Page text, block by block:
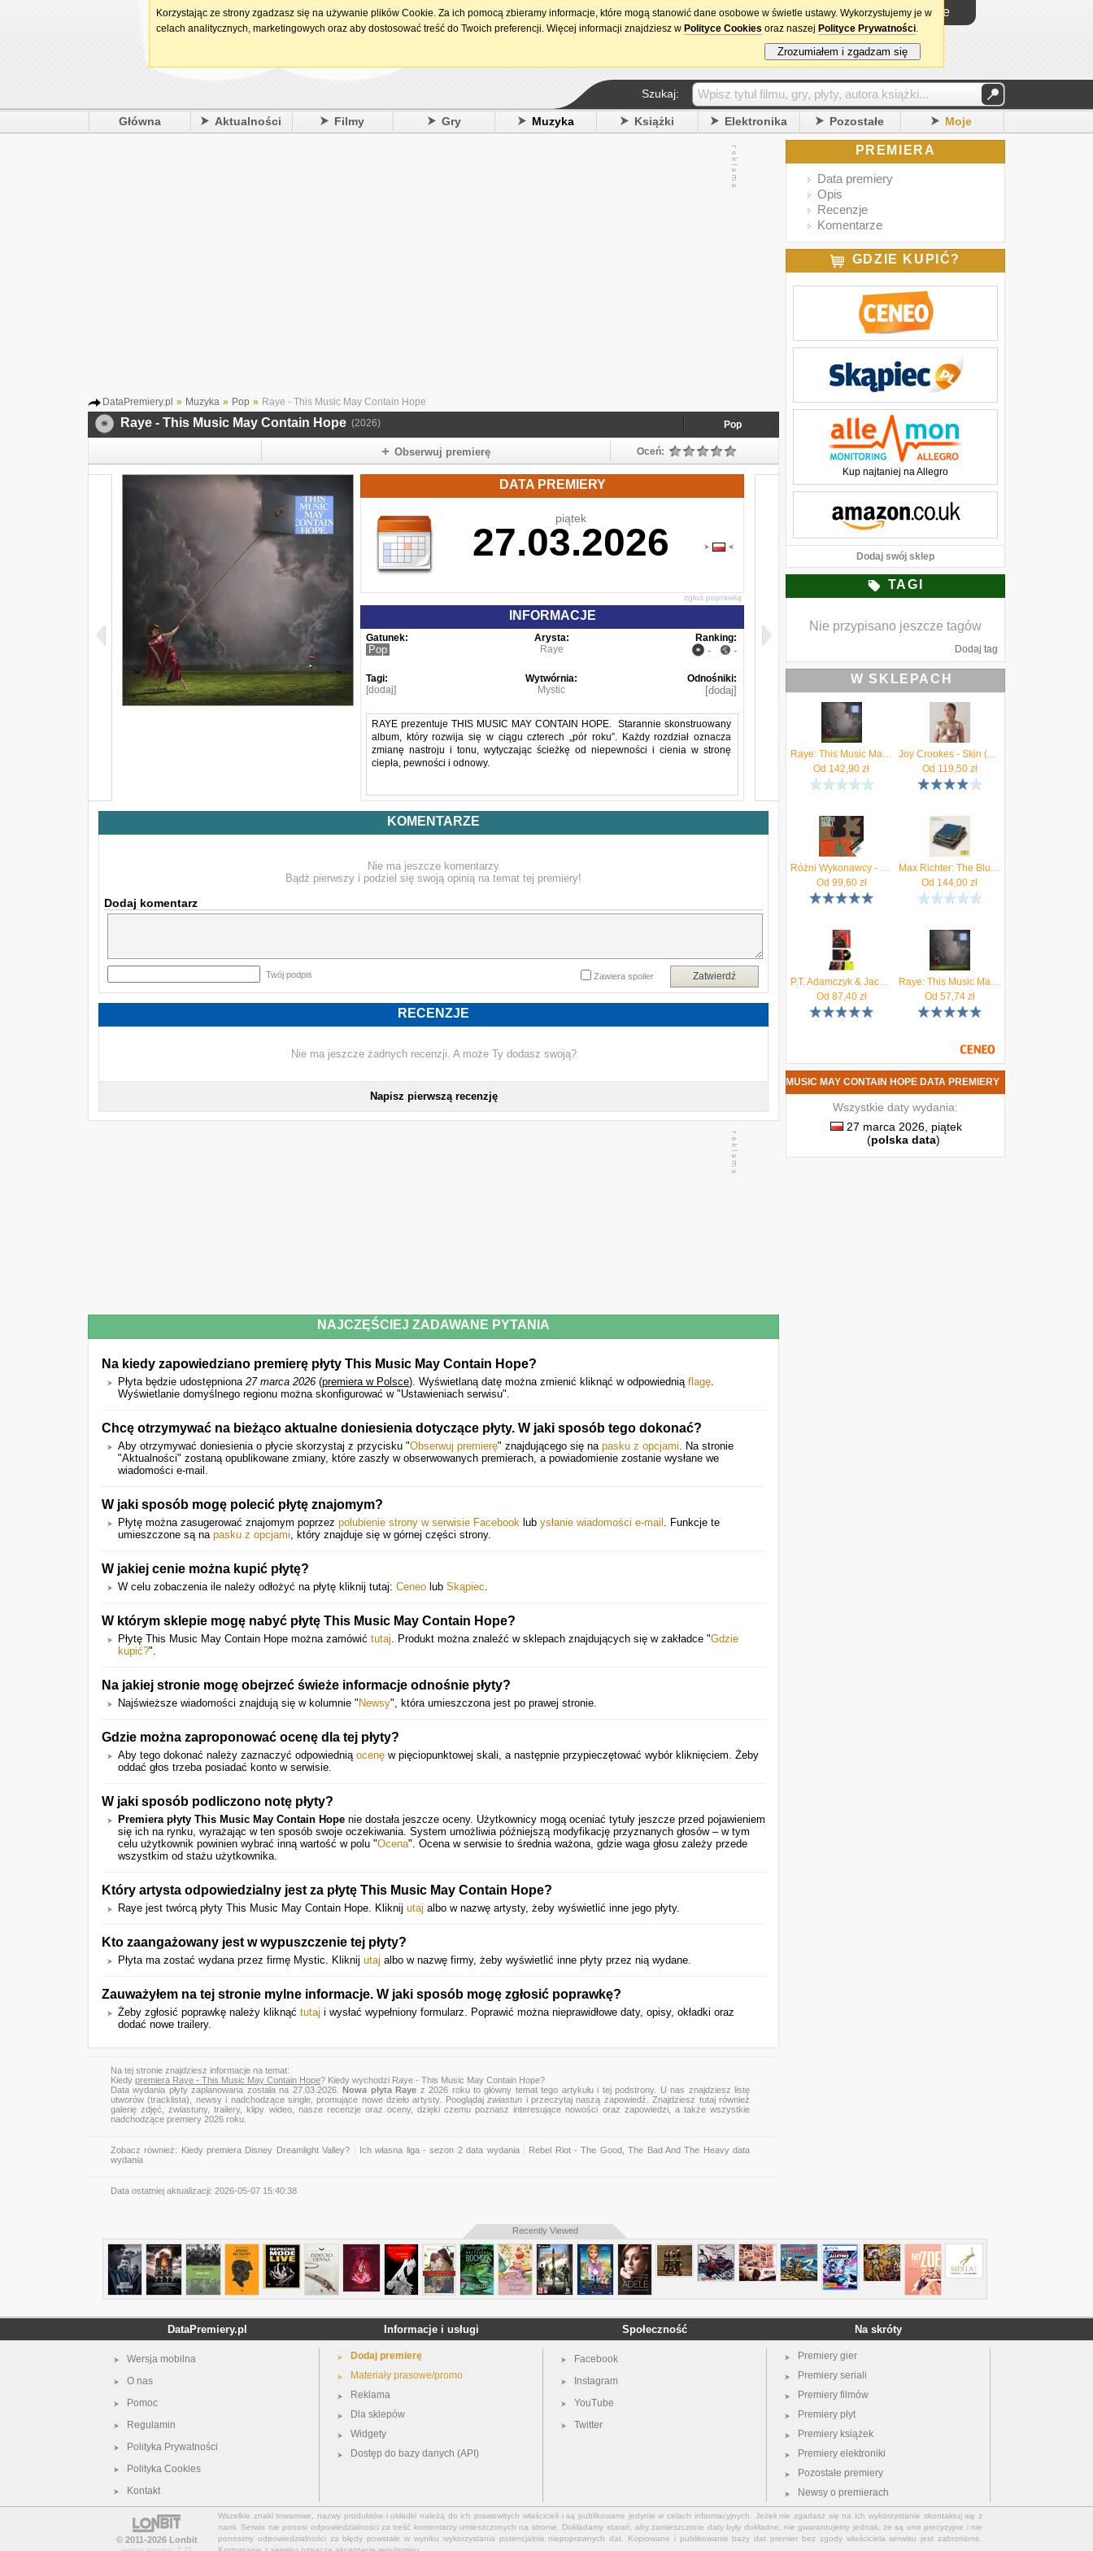
15. urodziny DataPremiery.pl Logowanie
Szukaj:
Główna Aktualności Filmy Gry Muzyka Książki Elektronika Pozostałe Moje
DataPremiery.pl » Muzyka » Pop » Raye - This Music May Contain Hope
Raye - This Music May Contain Hope (2026) Pop
Obserwuj premierę Oceń:
DATA PREMIERY
piątek
27.03.2026
zgłoś poprawkę
INFORMACJE
Gatunek:
Pop
Arysta:
Raye
Ranking:
- -
Tagi:
[dodaj]
Wytwórnia:
Mystic
Odnośniki:
[dodaj]
RAYE prezentuje THIS MUSIC MAY CONTAIN HOPE. Starannie skonstruowany
album, który rozwija się w ciągu czterech „pór roku”. Każdy rozdział oznacza
zmianę nastroju i tonu, wytyczając ścieżkę od niepewności i cienia w stronę
ciepła, pewności i odnowy.
W swojej istocie album ujmuje muzykę jako formę opieki. Napisane zarówno jako
osobista oaza, jak i wspólny dar, utwory te kształtuje przekonanie, że dźwięk
może koić, stabilizować i przywracać siły. Przesłanie albumu odzwierciedla tę
7. I Know You're Hurting.
9. I Hate The Way I Look Today.
KOMENTARZE
Nie ma jeszcze komentarzy
Bądź pierwszy i podziel się swoją opinią na temat tej premiery!
Dodaj komentarz
Twój podpis Zatwierdź
Zawiera spoiler
RECENZJE
Nie ma jeszcze żadnych recenzji. A może Ty dodasz swoją?
Napisz pierwszą recenzję
NAJCZĘŚCIEJ ZADAWANE PYTANIA
Na kiedy zapowiedziano premierę płyty This Music May Contain Hope?
Płyta będzie udostępniona 27 marca 2026 (premiera w Polsce). Wyświetlaną datę można zmienić kliknąć w odpowiednią flagę.
Wyświetlanie domyślnego regionu można skonfigurować w "Ustawieniach serwisu".
Chcę otrzymywać na bieżąco aktualne doniesienia dotyczące płyty. W jaki sposób tego dokonać?
Aby otrzymywać doniesienia o płycie skorzystaj z przycisku "Obserwuj premierę" znajdującego się na pasku z opcjami. Na stronie
"Aktualności" zostaną opublikowane zmiany, które zaszły w obserwowanych premierach, a powiadomienie zostanie wysłane we
wiadomości e-mail.
W jaki sposób mogę polecić płytę znajomym?
Płytę można zasugerować znajomym poprzez polubienie strony w serwisie Facebook lub ysłanie wiadomości e-mail . Funkcje te
umieszczone są na pasku z opcjami, który znajduje się w górnej części strony.
W jakiej cenie można kupić płytę?
W celu zobaczenia ile należy odłożyć na płytę kliknij tutaj: Ceneo lub Skąpiec.
W którym sklepie mogę nabyć płytę This Music May Contain Hope?
Płytę This Music May Contain Hope można zamówić tutaj. Produkt można znaleźć w sklepach znajdujących się w zakładce "Gdzie
kupić?".
Na jakiej stronie mogę obejrzeć świeże informacje odnośnie płyty?
Najświeższe wiadomości znajdują się w kolumnie " Newsy", która umieszczona jest po prawej stronie.
Gdzie można zaproponować ocenę dla tej płyty?
Aby tego dokonać należy zaznaczyć odpowiednią ocenę w pięciopunktowej skali, a następnie przypieczętować wybór kliknięciem. Żeby
oddać głos trzeba posiadać konto w serwisie.
W jaki sposób podliczono notę płyty?
Premiera płyty This Music May Contain Hope nie dostała jeszcze oceny. Użytkownicy mogą oceniać tytuły jeszcze przed pojawieniem
się ich na rynku, wyrażając w ten sposób swoje oczekiwania. System umożliwia późniejszą modyfikację przyznanych głosów – w tym
celu użytkownik powinien wybrać inną wartość w polu "Ocena". Ocena w serwisie to średnia ważona, gdzie waga głosu zależy przede
wszystkim od stażu użytkownika.
Który artysta odpowiedzialny jest za płytę This Music May Contain Hope?
Raye jest twórcą płyty This Music May Contain Hope. Kliknij utaj albo w nazwę artysty, żeby wyświetlić inne jego płyty.
Kto zaangażowany jest w wypuszczenie tej płyty?
Płyta ma zostać wydana przez firmę Mystic. Kliknij utaj albo w nazwę firmy, żeby wyświetlić inne płyty przez nią wydane.
Zauważyłem na tej stronie mylne informacje. W jaki sposób mogę zgłosić poprawkę?
Żeby zgłosić poprawkę należy kliknąć tutaj i wysłać wypełniony formularz. Poprawić można nieprawidłowe daty, opisy, okładki oraz
dodać nowe trailery.
Na tej stronie znajdziesz informacje na temat:
Kiedy premiera Raye - This Music May Contain Hope? Kiedy wychodzi Raye - This Music May Contain Hope?
Data wydania płyty zaplanowana została na 27.03.2026.Nowa płyta Raye z 2026 roku to główny temat tego artykułu i tej podstrony. U nas znajdziesz listę
utworów (tracklista), newsy i nadchodzące single, promujące nowe dzieło artysty. Pooglądajzwiastun i przeczytaj naszą zapowiedź. Znajdziesz tutaj również
galerię zdjęć, zwiastuny, trailery, klipy wideo, nasze recenzje oraz oceny, dzięki czemu poznasz interesujące nowości oraz zapowiedzi, a także wszystkie
nadchodzące premiery 2026 roku.
Zobacz również: Kiedy premiera Disney Dreamlight Valley? Ich własna liga - sezon 2 data wydania
Rebel Riot - The Good, The Bad And The Heavy data
wydania
Data ostatniej aktualizacji: 2026-05-07 15:40:38
PREMIERA
Data premiery
Opis
Recenzje
Komentarze
GDZIE KUPIĆ?
Kup najtaniej na Allegro
Dodaj swój sklep
TAGI
Nie przypisano jeszcze tagów
Dodaj tag
W SKLEPACH
Raye: This Music May Contain Hope (2xWinyl)
Od 142,90 zł
Joy Crookes - Skin (Winyl)
Od 119,50zł
Różni Wykonawcy - Polskie single '83
Od 99,60zł
Max Richter: The Blue Notebooks [2xWinyl]
Od 144,00 zł
P.T. Adamczyk & Jacek Paciorko: Cyberpunk 2077: Phantom Liberty (Winyl)
Od 87,40zł
Raye: This Music May Contain Hope (CD)
Od 57,74zł
NOWA PŁYTA RAYE - THIS MUSIC MAY CONTAIN HOPE DATA PREMIERY
Wszystkie daty wydania:
27 marca 2026, piątek
(polska data)
Recently Viewed
DataPremiery.pl
Wersja mobilna
O nas
Pomoc
Regulamin
Polityka Prywatności
Polityka Cookies
Kontakt
Informacje i usługi
Dodaj premierę
Materiały prasowe/promo
Reklama
Dla sklepów
Widgety
Dostęp do bazy danych (API)
Społeczność
Facebook
Instagram
YouTube
Twitter
Na skróty
Premiery gier
Premiery seriali
Premiery filmów
Premiery płyt
Premiery książek
Premiery elektroniki
Pozostałe premiery
Newsy o premierach
© 2011-2026 Lonbit
Wszelkie znaki towarowe, nazwy produktów i okładki należą do ich prawowitych właścicieli i są publikowane jedynie w celach informacyjnych. Jeżeli nie zgadasz się na ich wykorzystanie skontaktuj się z
nami. Serwis nie ponosi odpowiedzialności za treść komentarzy umieszczonych na stronie. Dokładamy starań, aby zamieszczone daty były dokładne, nie gwarantujemy jednak, że są one precyzyjne i nie
ponosimy odpowiedzialności za błędy powstałe w wyniku wykorzystania potencjalnie niepoprawnych dat. Kopiowane i publikowanie bazy dat premier bez zgody właściciela serwisu jest zabronione.
Korzystając ze strony zgadzasz się na używanie plików Cookie. Za ich pomocą zbieramy informacje, które mogą stanowić dane osobowe w świetle ustawy. Wykorzystujemy je w
celach analitycznych, marketingowych oraz aby dostosować treść do Twoich preferencji. Więcej informacji znajdziesz w Polityce Cookies oraz naszej Polityce Prywatności.
Zrozumiałem i zgadzam się